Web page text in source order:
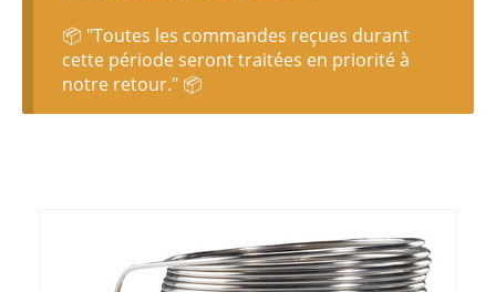
📦 "Toutes les commandes reçues durant
cette période seront traitées en priorité à
notre retour." 📦